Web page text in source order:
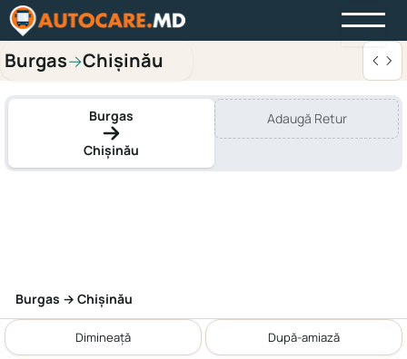
Burgas→Chișinău
Burgas
Chișinău
Adaugă Retur
Burgas → Chișinău
Dimineață După-amiază